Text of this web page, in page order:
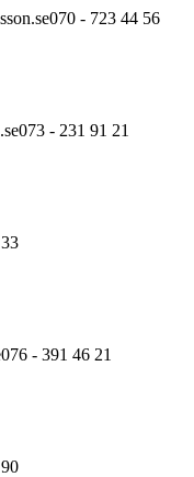
070 - 723 44 56
073 - 231 91 21
076 - 391 46 21